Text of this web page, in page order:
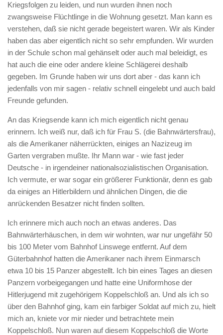
Kriegsfolgen zu leiden, und nun wurden ihnen noch
zwangsweise Flüchtlinge in die Wohnung gesetzt. Man kann es
verstehen, daß sie nicht gerade begeistert waren. Wir als Kinder
haben das aber eigentlich nicht so sehr empfunden. Wir wurden
in der Schule schon mal gehänselt oder auch mal beleidigt, es
hat auch die eine oder andere kleine Schlägerei deshalb
gegeben. Im Grunde haben wir uns dort aber - das kann ich
jedenfalls von mir sagen - relativ schnell eingelebt und auch bald
Freunde gefunden.
An das Kriegsende kann ich mich eigentlich nicht genau
erinnern. Ich weiß nur, daß ich für Frau S. (die Bahnwärtersfrau),
als die Amerikaner näherrückten, einiges an Nazizeug im
Garten vergraben mußte. Ihr Mann war - wie fast jeder
Deutsche - in irgendeiner nationalsozialistischen Organisation.
Ich vermute, er war sogar ein größerer Funktionär, denn es gab
da einiges an Hitlerbildern und ähnlichen Dingen, die die
anrückenden Besatzer nicht finden sollten.
Ich erinnere mich auch noch an etwas anderes. Das
Bahnwärterhäuschen, in dem wir wohnten, war nur ungefähr 50
bis 100 Meter vom Bahnhof Linswege entfernt. Auf dem
Güterbahnhof hatten die Amerikaner nach ihrem Einmarsch
etwa 10 bis 15 Panzer abgestellt. Ich bin eines Tages an diesen
Panzern vorbeigegangen und hatte eine Uniformhose der
Hitlerjugend mit zugehörigem Koppelschloß an. Und als ich so
über den Bahnhof ging, kam ein farbiger Soldat auf mich zu, hielt
mich an, kniete vor mir nieder und betrachtete mein
Koppelschloß. Nun waren auf diesem Koppelschloß die Worte